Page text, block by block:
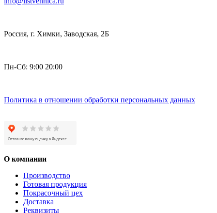
Россия, г. Химки, Заводская, 2Б
Пн-Сб: 9:00 20:00
Политика в отношении обработки персональных данных
О компании
Производство
Готовая продукция
Покрасочный цех
Доставка
Реквизиты